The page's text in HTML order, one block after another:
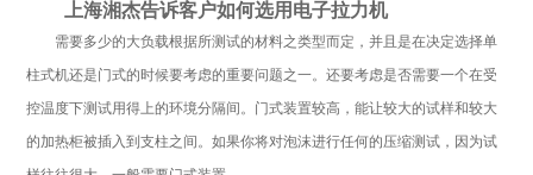
上海湘杰告诉客户如何选用电子拉力机
需要多少的大负载根据所测试的材料之类型而定，并且是在决定选择单
柱式机还是门式的时候要考虑的重要问题之一。还要考虑是否需要一个在受
控温度下测试用得上的环境分隔间。门式装置较高，能让较大的试样和较大
的加热柜被插入到支柱之间。如果你将对泡沫进行任何的压缩测试，因为试